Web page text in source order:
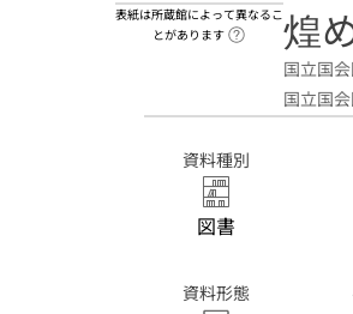
表紙は所蔵館によって異なるこ
とがあります
ヘルプペ
煌
国立国
国立国
資料種別
図書
資料形態